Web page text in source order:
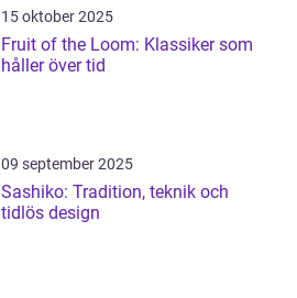
15 oktober 2025
Fruit of the Loom: Klassiker som
håller över tid
09 september 2025
Sashiko: Tradition, teknik och
tidlös design